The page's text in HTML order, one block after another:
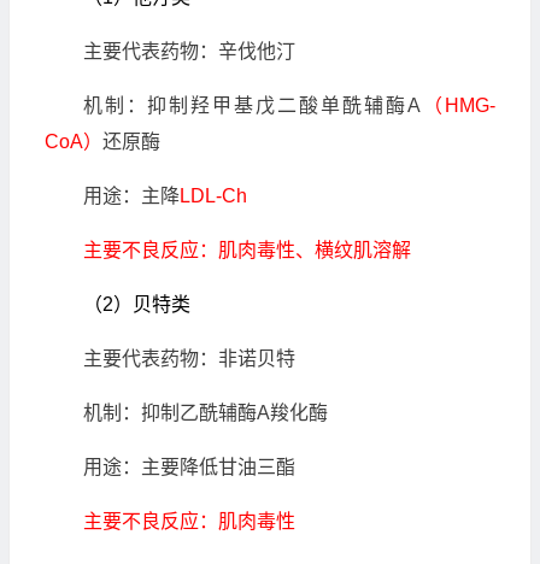
主要代表药物：辛伐他汀
机制：抑制羟甲基戊二酸单酰辅酶A （HMG-
CoA） 还原酶
用途：主降LDL-Ch
主要不良反应：肌肉毒性、横纹肌溶解
（2）贝特类
主要代表药物：非诺贝特
机制：抑制乙酰辅酶A羧化酶
用途：主要降低甘油三酯
主要不良反应：肌肉毒性